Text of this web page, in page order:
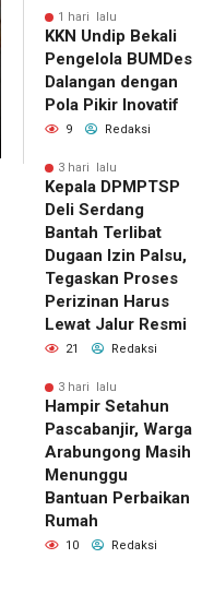
1 hari lalu
KKN Undip Bekali
Pengelola BUMDes
Dalangan dengan
Pola Pikir Inovatif
9 Redaksi
3 hari lalu
Kepala DPMPTSP
Deli Serdang
Bantah Terlibat
Dugaan Izin Palsu,
Tegaskan Proses
Perizinan Harus
Lewat Jalur Resmi
21 Redaksi
3 hari lalu
Hampir Setahun
Pascabanjir, Warga
Arabungong Masih
Menunggu
Bantuan Perbaikan
Rumah
10 Redaksi